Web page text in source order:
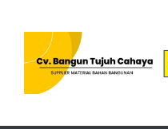
content